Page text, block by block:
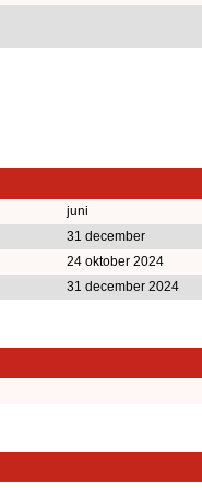
juni
31 december
24 oktober 2024
31 december 2024